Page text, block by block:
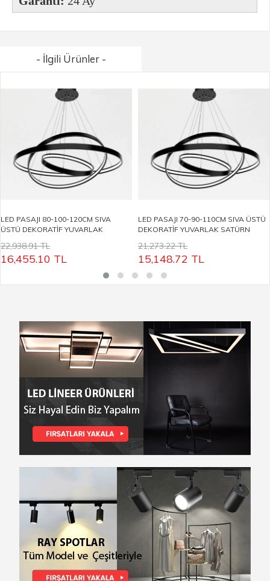
- İlgili Ürünler -
LED PASAJI 80-100-120CM SIVA
ÜSTÜ DEKORATİF YUVARLAK
22,938.91 TL
16,455.10 TL
LED PASAJI 70-90-110CM SIVA ÜSTÜ
DEKORATİF YUVARLAK SATÜRN
21,273.22 TL
15,148.72 TL